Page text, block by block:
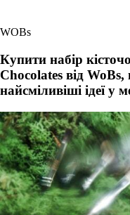
WOBs
Купити набір
Chocolates від
найсміливіші ідеї у